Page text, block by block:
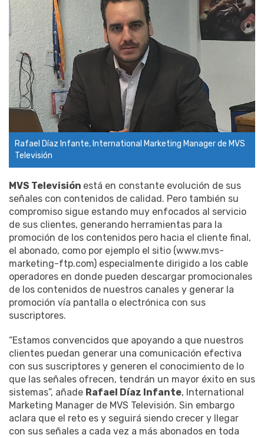
Rafael Díaz Infante, International Marketing Manager de MVS
Televisión
MVS Televisión está en constante evolución de sus
señales con contenidos de calidad. Pero también su
compromiso sigue estando muy enfocados al servicio
de sus clientes, generando herramientas para la
promoción de los contenidos pero hacia el cliente final,
el abonado, como por ejemplo el sitio (www.mvs-
marketing-ftp.com) especialmente dirigido a los cable
operadores en donde pueden descargar promocionales
de los contenidos de nuestros canales y generar la
promoción vía pantalla o electrónica con sus
suscriptores.
“Estamos convencidos que apoyando a que nuestros
clientes puedan generar una comunicación efectiva
con sus suscriptores y generen el conocimiento de lo
que las señales ofrecen, tendrán un mayor éxito en sus
sistemas”, añade Rafael Díaz Infante, International
Marketing Manager de MVS Televisión. Sin embargo
aclara que el reto es y seguirá siendo crecer y llegar
con sus señales a cada vez a más abonados en toda